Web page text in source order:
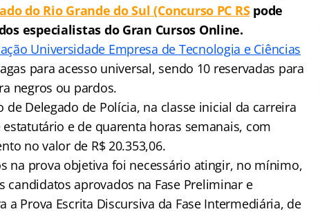
do Rio Grande do Sul (Concurso PC RS pode
especialistas do Gran Cursos Online.
Universidade Empresa de Tecnologia e Ciências
para acesso universal, sendo 10 reservadas para
negros ou pardos.
Delegado de Polícia, na classe inicial da carreira
e de quarenta horas semanais, com
no valor de R$ 20.353,06.
na prova objetiva foi necessário atingir, no mínimo,
candidatos aprovados na Fase Preliminar e
a Prova Escrita Discursiva da Fase Intermediária, de